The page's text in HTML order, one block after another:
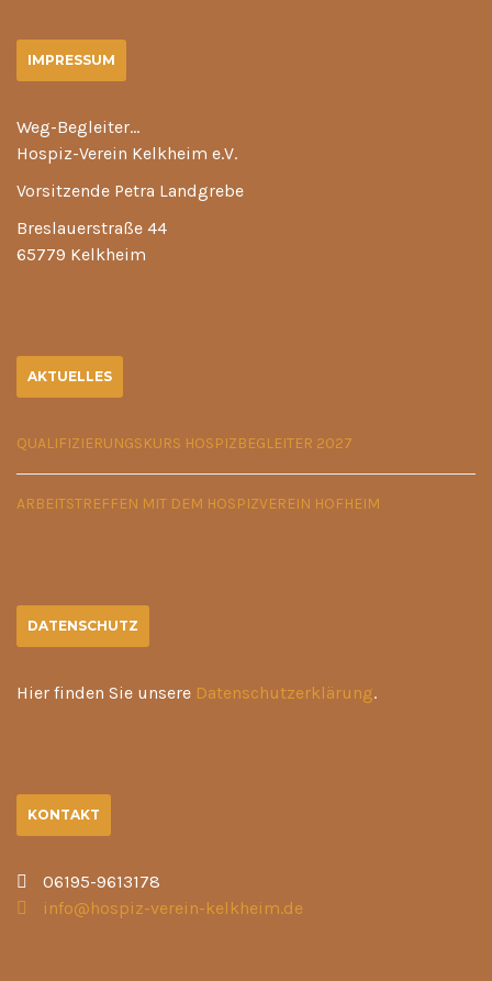
IMPRESSUM
Weg-Begleiter…
Hospiz-Verein Kelkheim e.V.
Vorsitzende Petra Landgrebe
Breslauerstraße 44
65779 Kelkheim
AKTUELLES
QUALIFIZIERUNGSKURS HOSPIZBEGLEITER 2027
ARBEITSTREFFEN MIT DEM HOSPIZVEREIN HOFHEIM
DATENSCHUTZ
Hier finden Sie unsere Datenschutzerklärung.
KONTAKT
06195-9613178
info@hospiz-verein-kelkheim.de